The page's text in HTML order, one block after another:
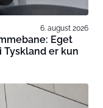
6. august 2026
Eget
er kun